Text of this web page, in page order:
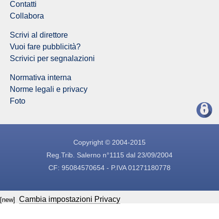
Contatti
Collabora
Scrivi al direttore
Vuoi fare pubblicità?
Scrivici per segnalazioni
Normativa interna
Norme legali e privacy
Foto
Copyright © 2004-2015
Reg.Trib. Salerno n°1115 dal 23/09/2004
CF: 95084570654 - P.IVA 01271180778
[new] Cambia impostazioni Privacy